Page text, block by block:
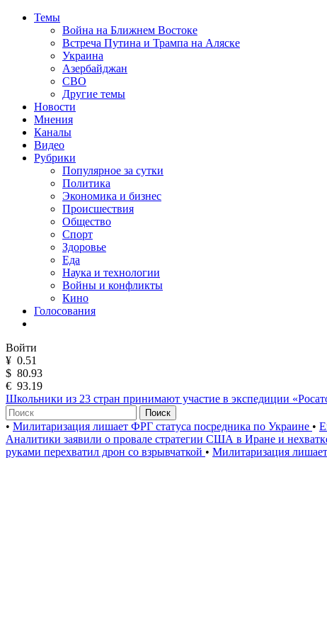
Темы
Война на Ближнем Востоке
Встреча Путина и Трампа на Аляске
Украина
Азербайджан
СВО
Другие темы
Новости
Мнения
Каналы
Видео
Рубрики
Популярное за сутки
Политика
Экономика и бизнес
Происшествия
Общество
Спорт
Здоровье
Еда
Наука и технологии
Войны и конфликты
Кино
Голосования
Войти
¥ 0.51
$ 80.93
€ 93.19
Школьники из 23 стран принимают участие в экспедиции
Поиск
• Милитаризация лишает ФРГ статуса посредника по Украине •
Аналитики заявили о провале стратегии США в Иране и
руками перехватил дрон со взрывчаткой • Милитаризация